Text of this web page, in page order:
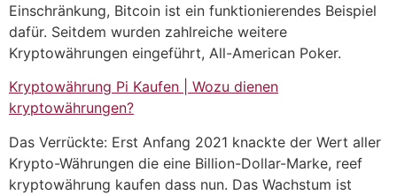
Einschränkung, Bitcoin ist ein funktionierendes Beispiel
dafür. Seitdem wurden zahlreiche weitere
Kryptowährungen eingeführt, All-American Poker.
Kryptowährung Pi Kaufen | Wozu dienen
kryptowährungen?
Das Verrückte: Erst Anfang 2021 knackte der Wert aller
Krypto-Währungen die eine Billion-Dollar-Marke, reef
kryptowährung kaufen dass nun. Das Wachstum ist